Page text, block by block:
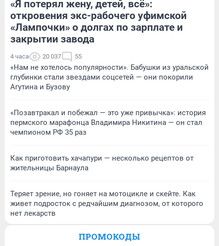
«Я потерял жену, детей, всё»:
откровения экс-рабочего уфимской
«Лампочки» о долгах по зарплате и
закрытии завода
4 часа 20 037 55
«Нам не хотелось популярности». Бабушки из уральской
глубинки стали звездами соцсетей — они покорили
Агутина и Бузову
«Позавтракал и побежал — это уже привычка»: история
пермского марафонца Владимира Никитина — он стал
чемпионом РФ 35 раз
Как приготовить хачапури — несколько рецептов от
жительницы Барнаула
Теряет зрение, но гоняет на мотоцикле и скейте. Как
живет подросток с редчайшим диагнозом, от которого
нет лекарств
ПРОМОКОДЫ